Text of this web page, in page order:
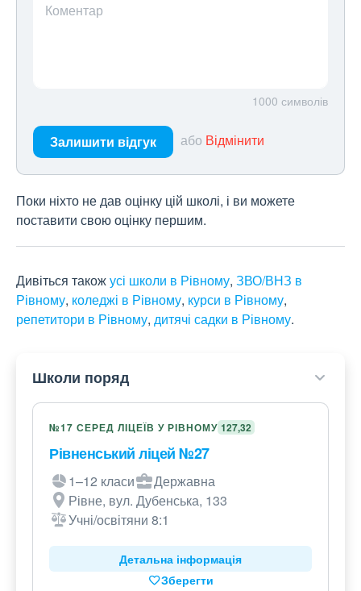
Коментар
1000 символів
Залишити відгук або Відмінити
Поки ніхто не дав оцінку цій школі, і ви можете
поставити свою оцінку першим.
Дивіться такожусі школи в Рівному, ЗВО/ВНЗ в
Рівному, коледжі в Рівному, курси в Рівному,
репетитори в Рівному, дитячі садки в Рівному.
Школи поряд
№17 СЕРЕД ЛІЦЕЇВ У РІВНОМУ 127,32
Рівненський ліцей №27
1–12 класи
Державна
Рівне, вул. Дубенська, 133
Учні/освітяни 8:1
Детальна інформація
Зберегти